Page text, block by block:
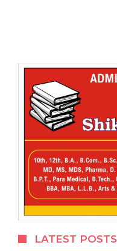
LATEST POSTS